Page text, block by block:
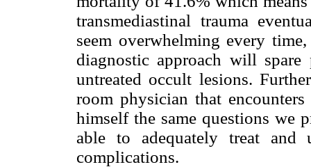
transmediastinal trauma
seem overwhelming every
diagnostic approach will spare
untreated occult lesions.
room physician that
himself the same questions we
able to adequately treat and
complications.